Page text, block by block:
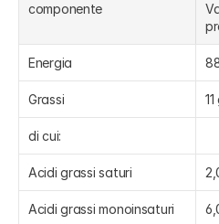
componente
Energia
Grassi 11
di cui:
Acidi grassi saturi
Acidi grassi monoinsaturi